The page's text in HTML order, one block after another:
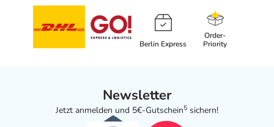
Berlin Express
Order-
Priority
Newsletter
Jetzt anmelden und 5€-Gutschein5 sichern!